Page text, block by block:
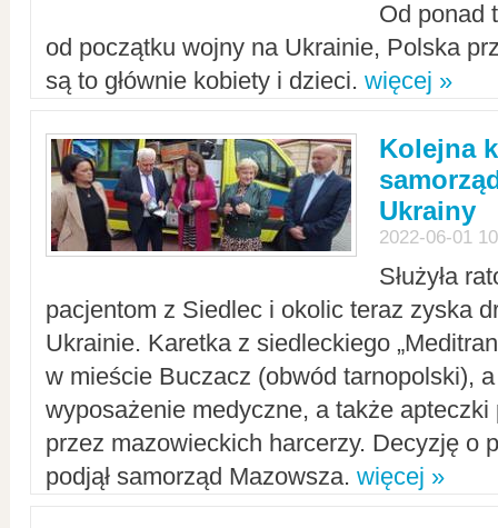
Od ponad
od początku wojny na Ukrainie, Polska
są to głównie kobiety i dzieci. więcej »
Kolejna
Ukrainy
2022-06-01
Służyła
pacjentom z Siedlec i okolic teraz zyska
Ukrainie. Karetka z siedleckiego
w mieście Buczacz (obwód tarnopolski),
wyposażenie medyczne, a także apteczki
przez mazowieckich harcerzy. Decyzję o
podjął samorząd Mazowsza. więcej »